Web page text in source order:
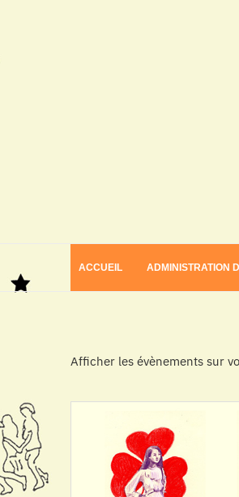
ACCUEIL ADMINISTRATION
Afficher les évènements sur